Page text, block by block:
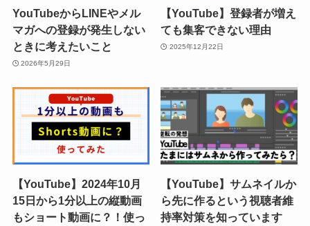
YouTubeからLINEやメル
マガへの登録が発生しない
ときに考えたいこと
2026年5月29日
【YouTube】登録者が増え
ても集客できない理由
2025年12月22日
【YouTube】2024年10月
15日から1分以上の縦動画
もショート動画に？！使っ
【YouTube】サムネイルか
ら先に作るという視聴者維
持率対策を知っています